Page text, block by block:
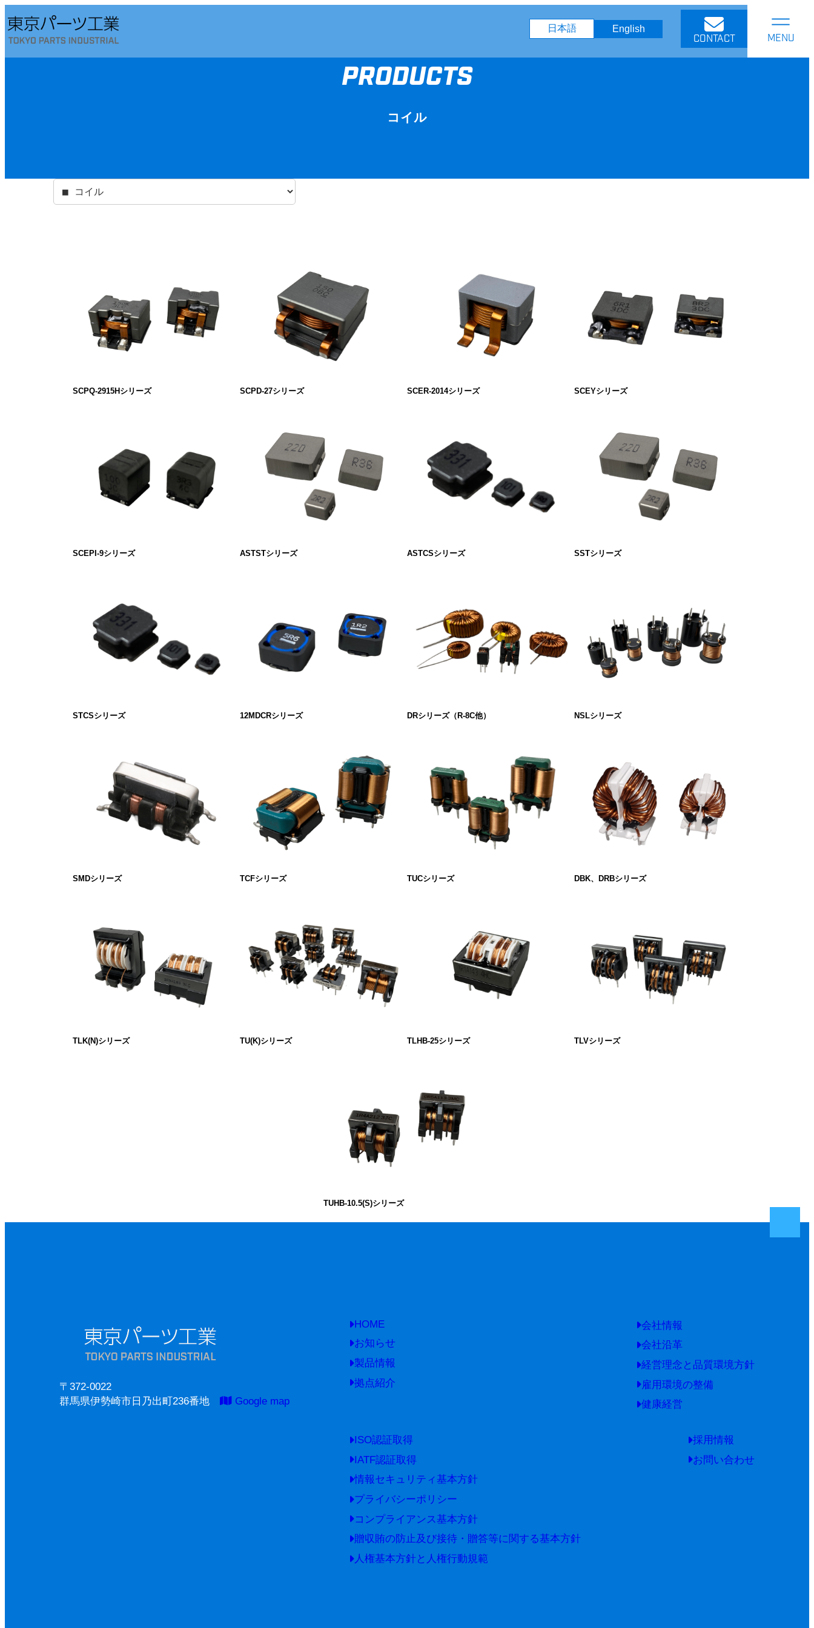
容
を
キ
日本語 English
CONTACT
PRODUCTS
コイル
SCPQ-2915Hシリーズ SCPD-27シリーズ SCER-2014シリーズ SCEYシリーズ
SCEPI-9シリーズ ASTSTシリーズ ASTCSシリーズ SSTシリーズ
STCSシリーズ 12MDCRシリーズ DRシリーズ（R-8C他） NSLシリーズ
SMDシリーズ TCFシリーズ TUCシリーズ DBK、DRBシリーズ
TLK(N)シリーズ TU(K)シリーズ TLHB-25シリーズ TLVシリーズ
TUHB-10.5(S)シリーズ
〒372-0022
群馬県伊勢崎市日乃出町236番地
Google map
HOME
お知らせ
製品情報
拠点紹介
会社情報
会社沿革
経営理念と品質環境方針
雇用環境の整備
健康経営
ISO認証取得
IATF認証取得
情報セキュリティ基本方針
プライバシーポリシー
コンプライアンス基本方針
贈収賄の防止及び接待・贈答等に関する基本方針
人権基本方針と人権行動規範
採用情報
お問い合わせ